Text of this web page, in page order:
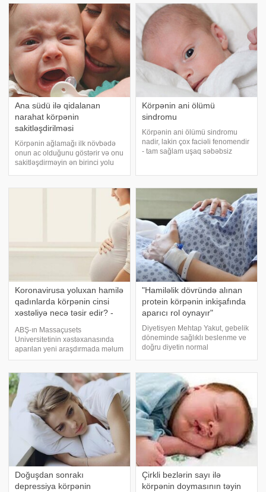
ərzində uşağı anlamağa, onun nə
istədiyin
professor anestezioloq Virginiya
Apqa
Ana südü ilə qidalanan
narahat körpənin
sakitləşdirilməsi
Körpənin ağlamağı ilk növbədə
onun ac olduğunu göstərir və onu
sakitləşdirməyin ən birinci yolu
valideynləri təngə gətirə bilər. Biz
Körpənin ani ölümü
sindromu
Körpənin ani ölümü sindromu
nadir, lakin çox faciəli fenomendir
- tam sağlam uşaq səbəbsiz
böyük risk 2 ayından 6 ayına kimi
Koronavirusa yoluxan hamilə
qadınlarda körpənin cinsi
xəstəliyə necə təsir edir? -
ABŞ-ın Massaçusets
Universitetinin xəstəxanasında
aparılan yeni araşdırmada məlum
olub ki, hamilə qadınların
xəstəliyi necə keçirməsi dölün
cinsindən asılıdır. xarici mətbuata
istinadən xəbə
"Hamiləlik dövründə alınan
protein körpənin inkişafında
aparıcı rol oynayır"
Diyetisyen Mehtap Yakut, gebelik
döneminde sağlıklı beslenme ve
doğru diyetin normal
sağlıklı gelişimi için annenin
alacağı besinlere dikkat etmesi
gerektiğini vurgulaya
Doğuşdan sonrakı
depressiya körpənin
Çirkli bezlərin sayı ilə
körpənin doymasının təyin